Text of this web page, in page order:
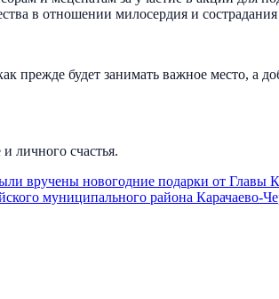
в отношении милосердия и сострадания
прежде будет занимать важное место,
личного счастья.
вручены новогодние подарки от Главы
муниципального района Карачаево-